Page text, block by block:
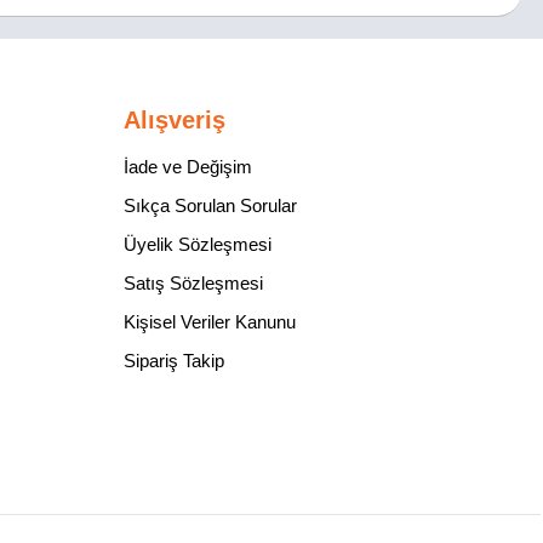
Alışveriş
İade ve Değişim
Sıkça Sorulan Sorular
Üyelik Sözleşmesi
Satış Sözleşmesi
Kişisel Veriler Kanunu
Sipariş Takip